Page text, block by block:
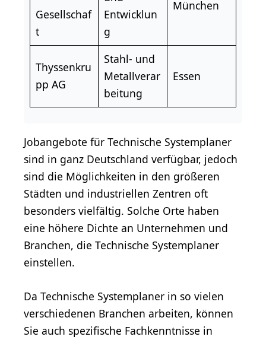
Gesellschaf
t
Entwicklun
g
München
Thyssenkru
pp AG
Stahl- und
Metallverar
beitung
Essen
Jobangebote für Technische Systemplaner
sind in ganz Deutschland verfügbar, jedoch
sind die Möglichkeiten in den größeren
Städten und industriellen Zentren oft
besonders vielfältig. Solche Orte haben
eine höhere Dichte an Unternehmen und
Branchen, die Technische Systemplaner
einstellen.
Da Technische Systemplaner in so vielen
verschiedenen Branchen arbeiten, können
Sie auch spezifische Fachkenntnisse in